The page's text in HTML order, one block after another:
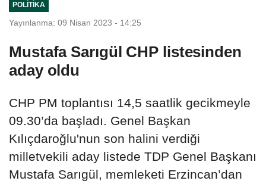
POLITIKA
Yayınlanma: 09 Nisan 2023 - 14:25
Mustafa Sarıgül CHP listesinden
aday oldu
CHP PM toplantısı 14,5 saatlik gecikmeyle
09.30’da başladı. Genel Başkan
Kılıçdaroğlu'nun son halini verdiği
milletvekili aday listede TDP Genel Başkanı
Mustafa Sarıgül, memleketi Erzincan’dan